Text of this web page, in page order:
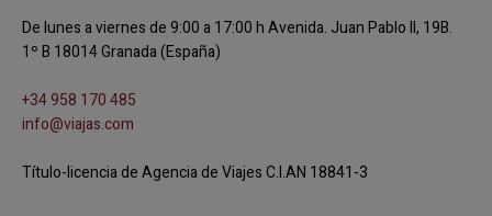
De lunes a viernes de 9:00 a 17:00 h Avenida. Juan Pablo II, 19B.
1º B 18014 Granada (España)
+34 958 170 485
info@viajas.com
Título-licencia de Agencia de Viajes C.I.AN 18841-3